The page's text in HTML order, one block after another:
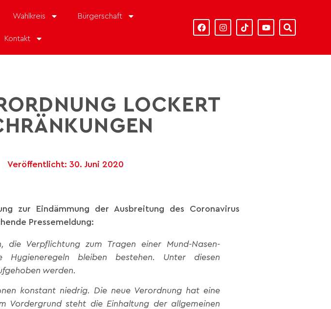
Wahlkreis Bürgerschaft
Kontakt
LOCKERT
Veröffentlicht: 30. Juni 2020
zur Eindämmung der Ausbreitung des Coronavirus
Pressemeldung:
die Verpflichtung zum Tragen einer Mund-Nasen-
bleiben bestehen. Unter diesen
werden.
konstant niedrig. Die neue Verordnung hat eine
Vordergrund steht die Einhaltung der allgemeinen